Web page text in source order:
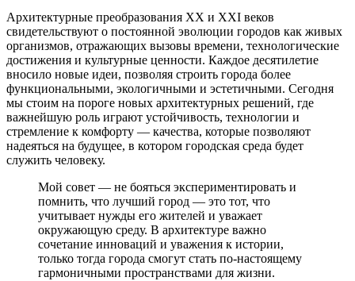
Архитектурные преобразования XX и XXI веков
свидетельствуют о постоянной эволюции городов как живых
организмов, отражающих вызовы времени, технологические
достижения и культурные ценности. Каждое десятилетие
вносило новые идеи, позволяя строить города более
функциональными, экологичными и эстетичными. Сегодня
мы стоим на пороге новых архитектурных решений, где
важнейшую роль играют устойчивость, технологии и
стремление к комфорту — качества, которые позволяют
надеяться на будущее, в котором городская среда будет
служить человеку.
Мой совет — не бояться экспериментировать и
помнить, что лучший город — это тот, что
учитывает нужды его жителей и уважает
окружающую среду. В архитектуре важно
сочетание инноваций и уважения к истории,
только тогда города смогут стать по-настоящему
гармоничными пространствами для жизни.